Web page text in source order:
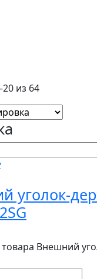
из 64
уголок-
Внешний